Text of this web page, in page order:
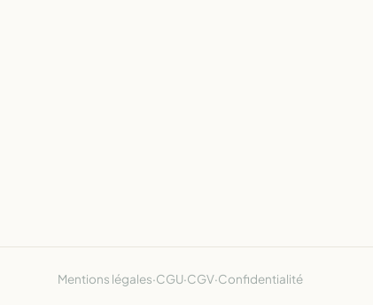
Mentions légales·CGU·CGV·Confidentialité